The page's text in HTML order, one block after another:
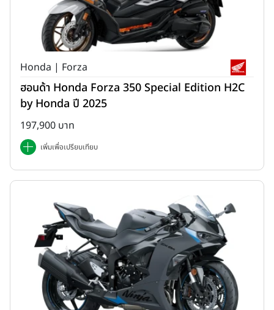
Honda | Forza
ฮอนด้า Honda Forza 350 Special Edition H2C
by Honda ปี 2025
197,900 บาท
เพิ่มเพื่อเปรียบเทียบ